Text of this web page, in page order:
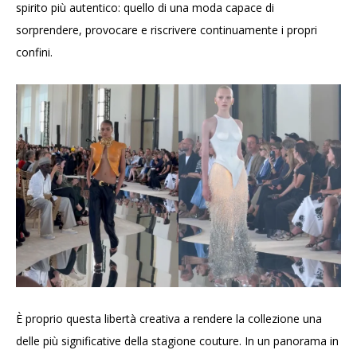
spirito più autentico: quello di una moda capace di
sorprendere, provocare e riscrivere continuamente i propri
confini.
È proprio questa libertà creativa a rendere la collezione una
delle più significative della stagione couture. In un panorama in